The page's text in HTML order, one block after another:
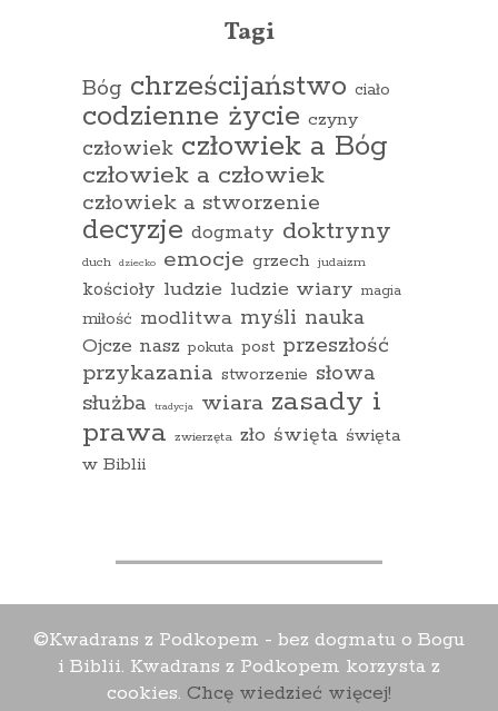
Tagi
Bóg chrześcijaństwo ciało
codzienne życie czyny
człowiek człowiek a Bóg
człowiek a człowiek
człowiek a stworzenie
decyzje dogmaty doktryny
duch dziecko emocje grzech judaizm
kościoły ludzie ludzie wiary magia
miłość modlitwa myśli nauka
Ojcze nasz pokuta post przeszłość
przykazania stworzenie słowa
służba
tradycja wiara zasady i
prawa zwierzęta zło święta święta
w Biblii
©Kwadrans z Podkopem - bez dogmatu o Bogu
i Biblii. Kwadrans z Podkopem korzysta z
cookies. Chcę wiedzieć więcej!